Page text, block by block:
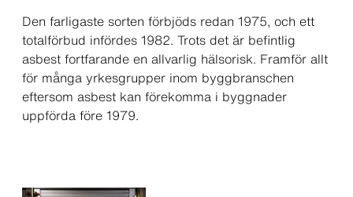
Den farligaste sorten förbjöds redan 1975, och ett
totalförbud infördes 1982. Trots det är befintlig
asbest fortfarande en allvarlig hälsorisk. Framför allt
för många yrkesgrupper inom byggbranschen
eftersom asbest kan förekomma i byggnader
uppförda före 1979.